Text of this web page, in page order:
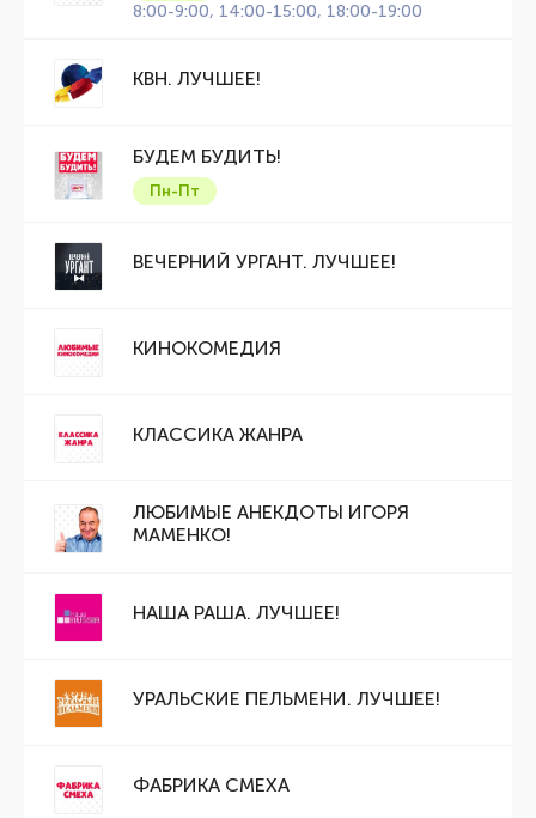
8:00-9:00, 14:00-15:00, 18:00-19:00
KВН. ЛУЧШЕЕ!
БУДЕМ БУДИТЬ!
Пн-Пт
ВЕЧЕРНИЙ УРГАНТ. ЛУЧШЕЕ!
КИНОКОМЕДИЯ
КЛАССИКА ЖАНРА
ЛЮБИМЫЕ АНЕКДОТЫ ИГОРЯ
МАМЕНКО!
НАША РАША. ЛУЧШЕЕ!
УРАЛЬСКИЕ ПЕЛЬМЕНИ. ЛУЧШЕЕ!
ФАБРИКА СМЕХА